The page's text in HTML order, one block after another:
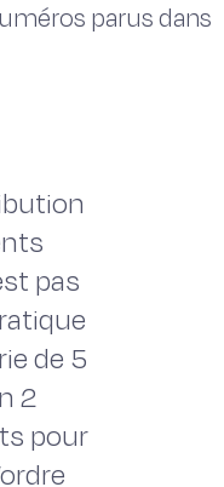
parus dans
pas
de 5
2
pour